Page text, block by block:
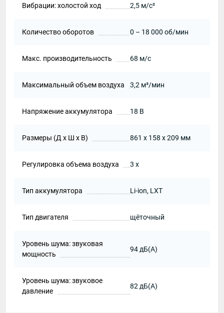
Вибрации: холостой ход 2,5 м/с²
Количество оборотов 0 – 18 000 об/мин
Макс. производительность 68 м/с
Максимальный объем воздуха 3,2 м³/мин
Напряжение аккумулятора 18 В
Размеры (Д х Ш х В) 861 x 158 x 209 мм
Регулировка объема воздуха 3 x
Тип аккумулятора Li-ion, LXT
Тип двигателя щёточный
Уровень шума: звуковая
мощность
94 дБ(А)
Уровень шума: звуковое
давление
82 дБ(А)